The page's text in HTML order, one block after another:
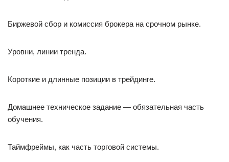
Биржевой сбор и комиссия брокера на срочном рынке.
Уровни, линии тренда.
Короткие и длинные позиции в трейдинге.
Домашнее техническое задание — обязательная часть
обучения.
Таймфреймы, как часть торговой системы.